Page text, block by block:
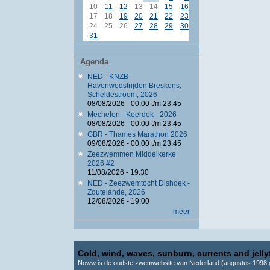
10
11 12 13 14 15
16
17
18 19 20 21 22
23
24
25 26 27 28 29
30
31
Agenda
NED - KNZB -
Havenwedstrijden Breskens,
Scheldestroom, 2026
08/08/2026 - 00:00t/m 23:45
Mechelen - Keerdok - 2026
08/08/2026 - 00:00t/m 23:45
GBR - Thames Marathon 2026
09/08/2026 - 00:00t/m 23:45
Zeezwemmen Middelkerke
2026 #2
11/08/2026 - 19:30
NED - Zeezwemtocht Dishoek -
Zoutelande, 2026
12/08/2026 - 19:00
meer
Cold, wind, waves, sunburn, currents and
Noww is de oudste zwemwebsite van Nederland (augustus 1998